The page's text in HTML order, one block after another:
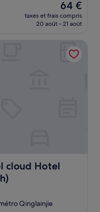
Le
nouveau
prix
de
64 €
64 €
taxes et frais compris
20 août - 21 août
cloud Hotel
(Nanjing Banqiao
Qinglainjie
(Nanjing Banqiao